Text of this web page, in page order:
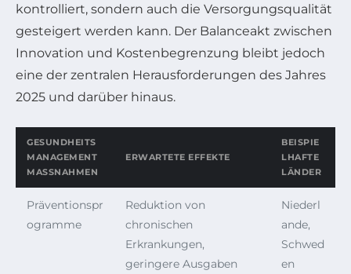
kontrolliert, sondern auch die Versorgungsqualität
gesteigert werden kann. Der Balanceakt zwischen
Innovation und Kostenbegrenzung bleibt jedoch
eine der zentralen Herausforderungen des Jahres
2025 und darüber hinaus.
GESUNDHEITS
MANAGEMENT
MASSNAHMEN
ERWARTETE EFFEKTE
BEISPIE
LHAFTE
LÄNDER
Präventionspr
ogramme
Reduktion von
chronischen
Erkrankungen,
geringere Ausgaben
Niederl
ande,
Schwed
en